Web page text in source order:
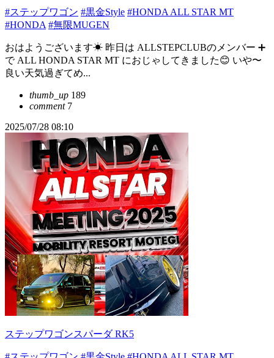
#ステップワゴン #黒金Style #HONDA ALL STAR MT
#HONDA #無限MUGEN
おはようございます☀ 昨日は ALLSTEPCLUBのメンバー ➕
で ALL HONDA STAR MT におじゃしてきました😊 いや〜
良い天気過ぎてめ...
thumb_up 189
comment7
2025/07/28 08:10
ステップワゴンスパーダ RK5